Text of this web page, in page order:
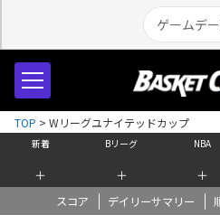
新着
＋
Bリーグ
＋
NBA
＋
スコア デイリーサマリー
TOP > Wリーグユナイテッドカップ